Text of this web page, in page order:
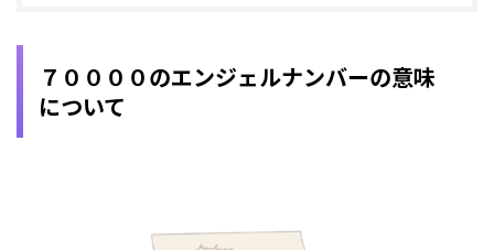
７００００のエンジェルナンバーの意味
について